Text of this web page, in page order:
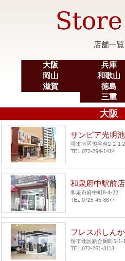
店舗一覧
大阪 兵庫
岡山
和歌山
滋賀
徳島
三重
大阪
サンピア光明
堺市南区鴨谷台2-2-1
TEL.072-294-1414
和泉府中駅前店
和泉市府中町8-4-22
TEL.0725-45-8877
フレスポしん
堺市北区新金岡町5-1-
TEL.072-251-3113